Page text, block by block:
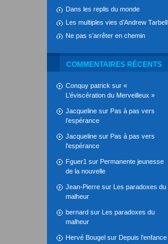
Dans les replis du monde
Les multiples vies d’Andrew Tarbell
Ne pas s’arrêter en chemin
COMMENTAIRES RÉCENTS
Conquy patrick sur «
L’éviscération du Merveilleux »
Jacqueline sur Pas à pas vers
l’espérance
Jacqueline sur Pas à pas vers
l’espérance
Fguer1 sur Permanente jeunesse
de la nouvelle
Jean-Pierre sur Les paradoxes du
malheur
bernard sur Les paradoxes du
malheur
Hervé Bougel sur Depuis l’enfance